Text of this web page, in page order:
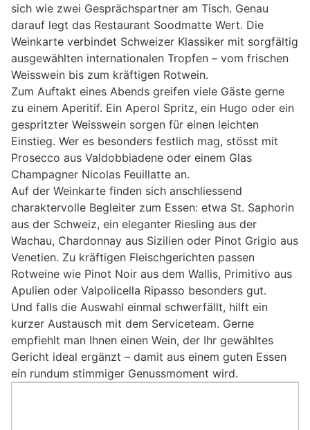
sich wie zwei Gesprächspartner am Tisch. Genau
darauf legt das Restaurant Soodmatte Wert. Die
Weinkarte verbindet Schweizer Klassiker mit sorgfältig
ausgewählten internationalen Tropfen – vom frischen
Weisswein bis zum kräftigen Rotwein.
Zum Auftakt eines Abends greifen viele Gäste gerne
zu einem Aperitif. Ein Aperol Spritz, ein Hugo oder ein
gespritzter Weisswein sorgen für einen leichten
Einstieg. Wer es besonders festlich mag, stösst mit
Prosecco aus Valdobbiadene oder einem Glas
Champagner Nicolas Feuillatte an.
Auf der Weinkarte finden sich anschliessend
charaktervolle Begleiter zum Essen: etwa St. Saphorin
aus der Schweiz, ein eleganter Riesling aus der
Wachau, Chardonnay aus Sizilien oder Pinot Grigio aus
Venetien. Zu kräftigen Fleischgerichten passen
Rotweine wie Pinot Noir aus dem Wallis, Primitivo aus
Apulien oder Valpolicella Ripasso besonders gut.
Und falls die Auswahl einmal schwerfällt, hilft ein
kurzer Austausch mit dem Serviceteam. Gerne
empfiehlt man Ihnen einen Wein, der Ihr gewähltes
Gericht ideal ergänzt – damit aus einem guten Essen
ein rundum stimmiger Genussmoment wird.